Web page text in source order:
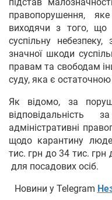
правопорушення,
виходячи з того, що
суспільну
значної шкоди
правам та свободам
суду, яка є
Як відомо, за
відповідальність
адміністративні
щодо карантину
тис. грн до 34 тис. грн
для посадових осіб.
Новини у Telegram